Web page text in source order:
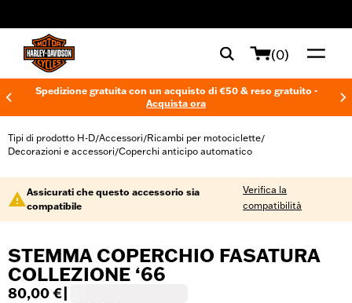
(0)
Spedizione gratuita con un acquisto di €50 & reso gratuito -
Acquista ora
Tipi di prodotto H-D/Accessori/Ricambi per motociclette/
Decorazioni e accessori/Coperchi anticipo automatico
Assicurati che questo accessorio sia
compatibile
Verifica la
compatibilità
STEMMA COPERCHIO FASATURA
COLLEZIONE ‘66
80,00 €